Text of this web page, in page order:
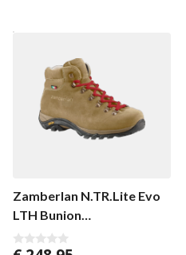
Zamberlan N.TR.Lite Evo
LTH Bunion
dameswandelschoen